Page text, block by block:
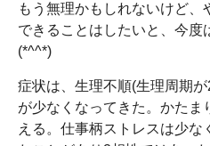
もう無理かもしれないけど
できることはしたいと、今度
(*^^*)
症状は、生理不順(生理周期
が少なくなってきた。かたま
える。仕事柄ストレスは少